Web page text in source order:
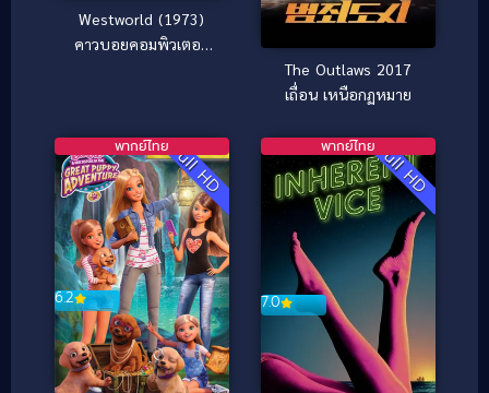
Westworld (1973)
คาวบอยคอมพิวเตอร์
The Outlaws 2017
เถื่อน เหนือกฏหมาย
Full HD
6.2
พากย์ไทย Full HD
7.0
พากย์ไทย